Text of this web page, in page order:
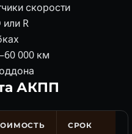
скорости
R
000 км
АКПП
СРОК